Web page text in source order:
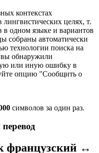
контекстах
целях, т.
в одном языке и вариантов
собраны автоматически
технологии поиска на
обнаружили
или иную ошибку в
опцию "Сообщить о
символов за один раз.
французский ↔